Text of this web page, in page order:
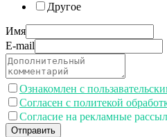
Другое
Имя
E-mail
Ознакомлен с
Согласен с политекой
Согласие на рекламные
Отправить